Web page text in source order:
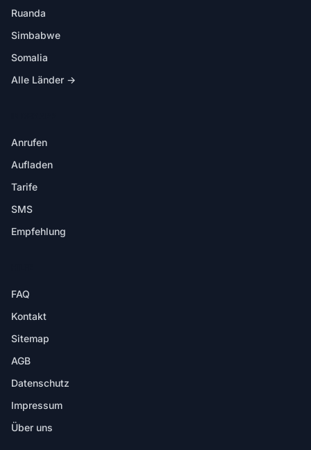
Ruanda
Simbabwe
Somalia
Alle Länder →
Anrufen
Aufladen
Tarife
SMS
Empfehlung
FAQ
Kontakt
Sitemap
AGB
Datenschutz
Impressum
Über uns